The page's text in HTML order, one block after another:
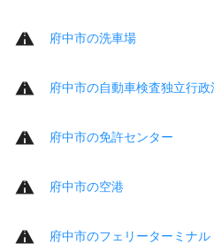
府中市の洗車場
府中市の自動車検査独立行政
府中市の免許センター
府中市の空港
府中市のフェリーターミナル